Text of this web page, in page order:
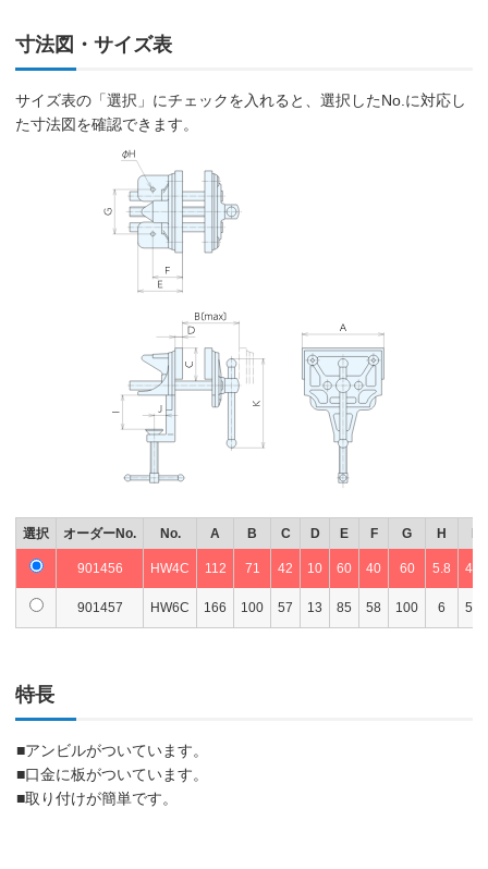
寸法図・サイズ表
サイズ表の「選択」にチェックを入れると、選択したNo.に対応し
た寸法図を確認できます。
選択 オーダーNo. No. A B C D E F G H
901456 HW4C 112 71 42 10 60 40 60 5.8 46
901457 HW6C 166 100 57 13 85 58 100 6 58
特長
■アンビルがついています。
■口金に板がついています。
■取り付けが簡単です。